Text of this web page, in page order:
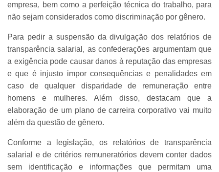
empresa, bem como a perfeição técnica do trabalho, para
não sejam considerados como discriminação por gênero.
Para pedir a suspensão da divulgação dos relatórios de
transparência salarial, as confederações argumentam que
a exigência pode causar danos à reputação das empresas
e que é injusto impor consequências e penalidades em
caso de qualquer disparidade de remuneração entre
homens e mulheres. Além disso, destacam que a
elaboração de um plano de carreira corporativo vai muito
além da questão de gênero.
Conforme a legislação, os relatórios de transparência
salarial e de critérios remuneratórios devem conter dados
sem identificação e informações que permitam uma